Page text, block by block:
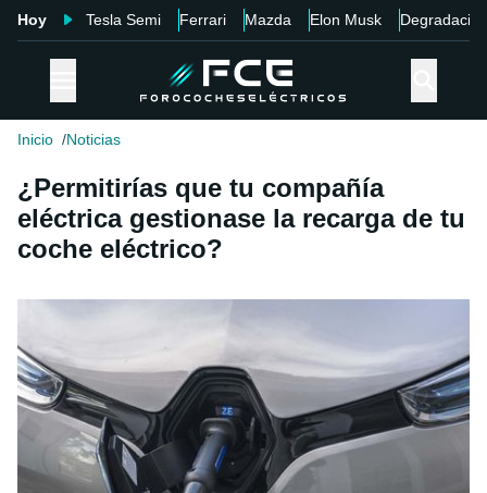
Hoy Tesla Semi Ferrari Mazda Elon Musk Degradación
Inicio Noticias
¿Permitirías que tu compañía
eléctrica gestionase la recarga de tu
coche eléctrico?